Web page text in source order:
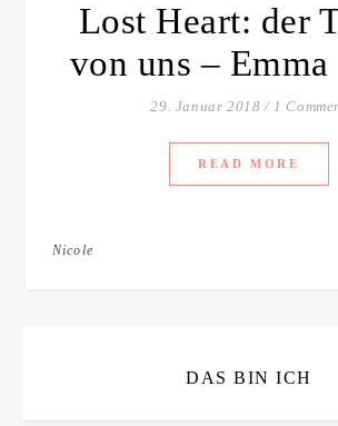
Lost Heart: der
von uns – Emma
29. Januar 2018 / 1
READ MORE
Nicole
DAS BIN ICH